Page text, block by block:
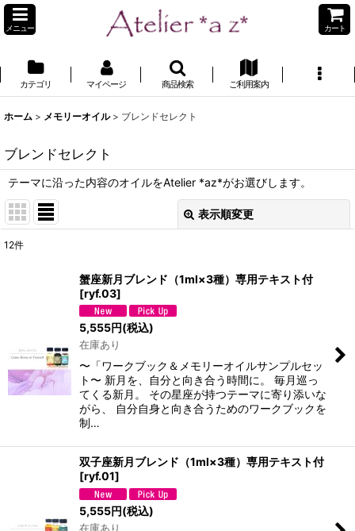
メニュー カート
カテゴリ マイページ 商品検索 ご利用案内
ホーム > メモリーオイル > ブレンドセレクト
ブレンドセレクト
テーマに沿った内容のオイルをAtelier *az*がお選びします。
表示順変更
12件
蟹座新月ブレンド（1ml×3種）専用テキスト付
[ryf.03]
5,555円(税込)
在庫あり
〜「ワークブック＆メモリーオイルサンプルセッ
ト〜 新月を、自分と向き合う時間に。 毎月巡っ
てくる新月。 その星座が持つテーマに寄り添いな
がら、 自分自身と向き合うためのワークブックを
制…
双子座新月ブレンド（1ml×3種）専用テキスト付
[ryf.01]
5,555円(税込)
在庫あり